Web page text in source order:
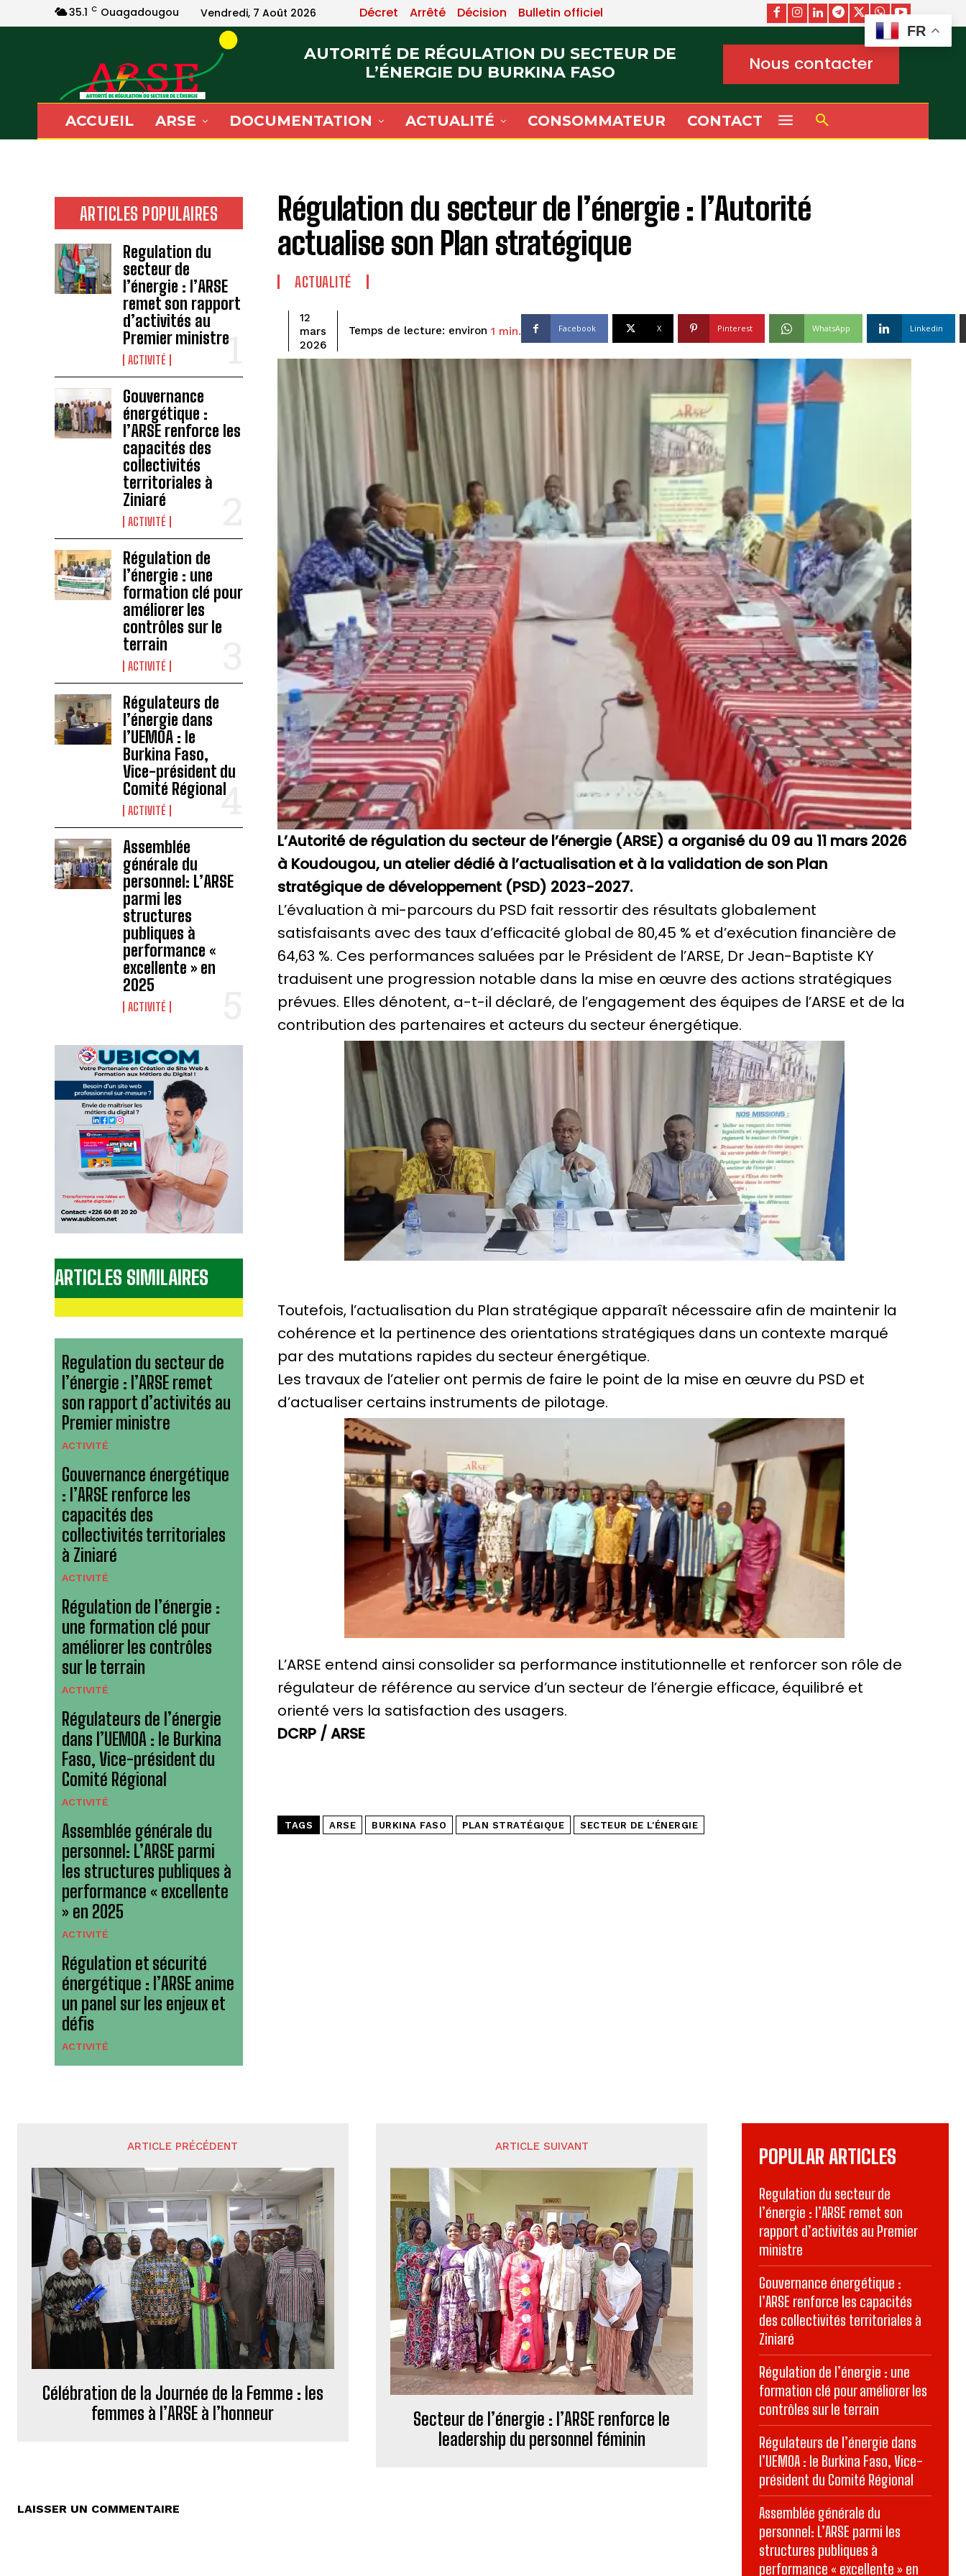
35.1 C Ouagadougou Vendredi, 7 Août 2026 Décret Arrêté Décision Bulletin officiel
AUTORITÉ DE RÉGULATION DU SECTEUR DE
L’ÉNERGIE DU BURKINA FASO
Nous contacter
ACCUEIL ARSE DOCUMENTATION ACTUALITÉ CONSOMMATEUR CONTACT
ARTICLES POPULAIRES
Regulation du
secteur de
l’énergie : l’ARSE
remet son rapport
d’activités au
Premier ministre
ACTIVITÉ
Gouvernance
énergétique :
l’ARSE renforce les
capacités des
collectivités
territoriales à
Ziniaré
ACTIVITÉ
Régulation de
l’énergie : une
formation clé pour
améliorer les
contrôles sur le
terrain
ACTIVITÉ
Régulateurs de
l’énergie dans
l’UEMOA : le
Burkina Faso,
Vice-président du
Comité Régional
ACTIVITÉ
Assemblée
générale du
personnel: L’ARSE
parmi les
structures
publiques à
performance «
excellente » en
2025
ACTIVITÉ
ARTICLES SIMILAIRES
Regulation du secteur de
l’énergie : l’ARSE remet
son rapport d’activités au
Premier ministre
ACTIVITÉ
Gouvernance énergétique
: l’ARSE renforce les
capacités des
collectivités territoriales
à Ziniaré
ACTIVITÉ
Régulation de l’énergie :
une formation clé pour
améliorer les contrôles
sur le terrain
ACTIVITÉ
Régulateurs de l’énergie
dans l’UEMOA : le Burkina
Faso, Vice-président du
Comité Régional
ACTIVITÉ
Assemblée générale du
personnel: L’ARSE parmi
les structures publiques à
performance « excellente
» en 2025
ACTIVITÉ
Régulation et sécurité
énergétique : l’ARSE anime
un panel sur les enjeux et
défis
ACTIVITÉ
Régulation du secteur de l’énergie : l’Autorité
actualise son Plan stratégique
ACTUALITÉ
12
mars
2026
Temps de lecture: environ 1 min. Facebook X Pinterest WhatsApp Linkedin
L’Autorité de régulation du secteur de l’énergie (ARSE) a organisé du 09 au 11 mars 2026
à Koudougou, un atelier dédié à l’actualisation et à la validation de son Plan
stratégique de développement (PSD) 2023-2027.
L’évaluation à mi-parcours du PSD fait ressortir des résultats globalement
satisfaisants avec des taux d’efficacité global de 80,45 % et d’exécution financière de
64,63 %. Ces performances saluées par le Président de l’ARSE, Dr Jean-Baptiste KY
traduisent une progression notable dans la mise en œuvre des actions stratégiques
prévues. Elles dénotent, a-t-il déclaré, de l’engagement des équipes de l’ARSE et de la
contribution des partenaires et acteurs du secteur énergétique.
Toutefois, l’actualisation du Plan stratégique apparaît nécessaire afin de maintenir la
cohérence et la pertinence des orientations stratégiques dans un contexte marqué
par des mutations rapides du secteur énergétique.
Les travaux de l’atelier ont permis de faire le point de la mise en œuvre du PSD et
d’actualiser certains instruments de pilotage.
L’ARSE entend ainsi consolider sa performance institutionnelle et renforcer son rôle de
régulateur de référence au service d’un secteur de l’énergie efficace, équilibré et
orienté vers la satisfaction des usagers.
DCRP / ARSE
TAGS ARSE BURKINA FASO PLAN STRATÉGIQUE SECTEUR DE L'ÉNERGIE
ARTICLE PRÉCÉDENT
Célébration de la Journée de la Femme : les
femmes à l’ARSE à l’honneur
ARTICLE SUIVANT
Secteur de l’énergie : l’ARSE renforce le
leadership du personnel féminin
LAISSER UN COMMENTAIRE
POPULAR ARTICLES
Regulation du secteur de
l’énergie : l’ARSE remet son
rapport d’activités au Premier
ministre
Gouvernance énergétique :
l’ARSE renforce les capacités
des collectivités territoriales à
Ziniaré
Régulation de l’énergie : une
formation clé pour améliorer les
contrôles sur le terrain
Régulateurs de l’énergie dans
l’UEMOA : le Burkina Faso, Vice-
président du Comité Régional
Assemblée générale du
personnel: L’ARSE parmi les
structures publiques à
performance « excellente » en
FR